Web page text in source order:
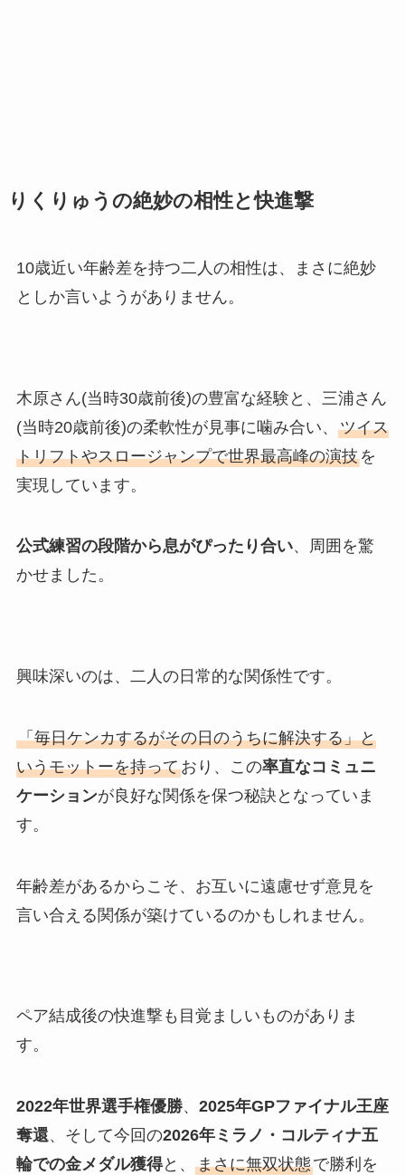
りくりゅうの絶妙の相性と快進撃
10歳近い年齢差を持つ二人の相性は、まさに絶妙
としか言いようがありません。
木原さん(当時30歳前後)の豊富な経験と、三浦さん
(当時20歳前後)の柔軟性が見事に噛み合い、 ツイス
トリフトやスロージャンプで世界最高峰の演技を
実現しています。
公式練習の段階から息がぴったり合い、周囲を驚
かせました。
興味深いのは、二人の日常的な関係性です。
「毎日ケンカするがその日のうちに解決する」と
いうモットーを持っており、この率直なコミュニ
ケーションが良好な関係を保つ秘訣となっていま
す。
年齢差があるからこそ、お互いに遠慮せず意見を
言い合える関係が築けているのかもしれません。
ペア結成後の快進撃も目覚ましいものがありま
す。
2022年世界選手権優勝、 2025年GPファイナル王座
奪還、そして今回の2026年ミラノ・コルティナ五
輪での金メダル獲得と、 まさに無双状態で勝利を